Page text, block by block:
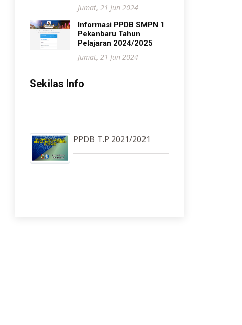
Jumat, 21 Jun 2024
Informasi PPDB SMPN 1
Pekanbaru Tahun
Pelajaran 2024/2025
Jumat, 21 Jun 2024
Sekilas Info
PPDB T.P 2021/2021